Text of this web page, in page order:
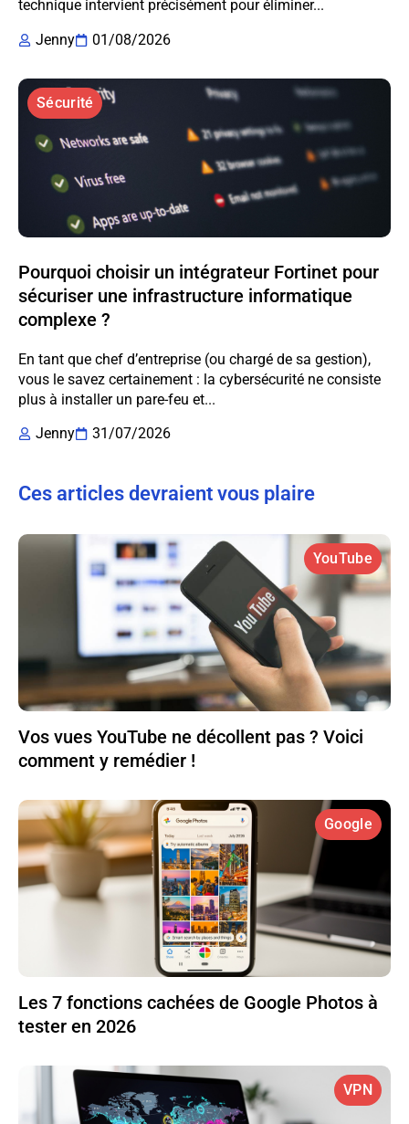
technique intervient précisément pour éliminer...
Jenny
01/08/2026
Sécurité
Pourquoi choisir un intégrateur Fortinet pour
sécuriser une infrastructure informatique
complexe ?
En tant que chef d’entreprise (ou chargé de sa gestion),
vous le savez certainement : la cybersécurité ne consiste
plus à installer un pare-feu et...
Jenny
31/07/2026
Ces articles devraient vous plaire
YouTube
Vos vues YouTube ne décollent pas ? Voici
comment y remédier !
Google
Les 7 fonctions cachées de Google Photos à
tester en 2026
VPN